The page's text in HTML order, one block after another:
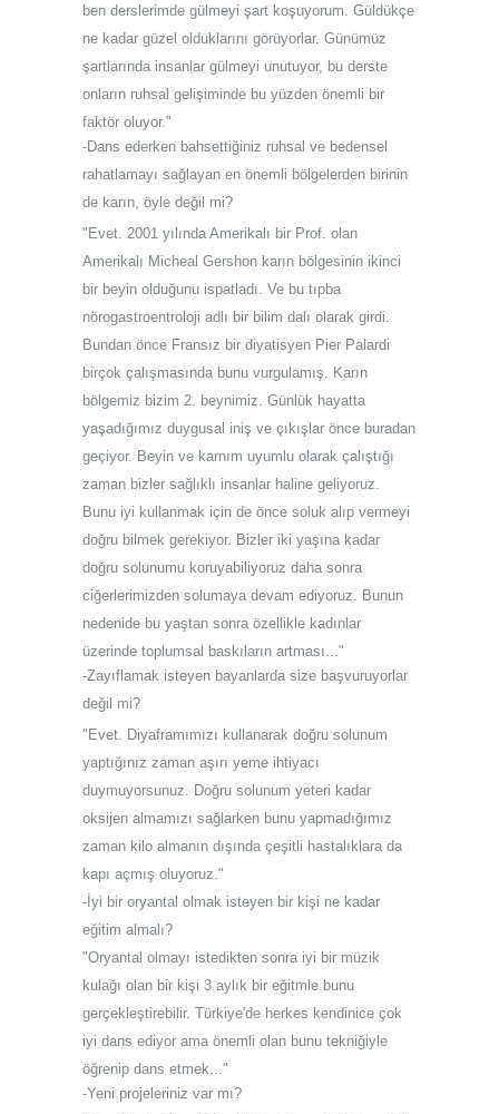
ben derslerimde gülmeyi şart koşuyorum. Güldükçe
ne kadar güzel olduklarını görüyorlar. Günümüz
şartlarında insanlar gülmeyi unutuyor, bu derste
onların ruhsal gelişiminde bu yüzden önemli bir
faktör oluyor."
-Dans ederken bahsettiğiniz ruhsal ve bedensel
rahatlamayı sağlayan en önemli bölgelerden birinin
de karın, öyle değil mi?
"Evet. 2001 yılında Amerikalı bir Prof. olan
Amerikalı Micheal Gershon karın bölgesinin ikinci
bir beyin olduğunu ispatladı. Ve bu tıpba
nörogastroentroloji adlı bir bilim dalı olarak girdi.
Bundan önce Fransız bir diyatisyen Pier Palardi
birçok çalışmasında bunu vurgulamış. Karın
bölgemiz bizim 2. beynimiz. Günlük hayatta
yaşadığımız duygusal iniş ve çıkışlar önce buradan
geçiyor. Beyin ve karnım uyumlu olarak çalıştığı
zaman bizler sağlıklı insanlar haline geliyoruz.
Bunu iyi kullanmak için de önce soluk alıp vermeyi
doğru bilmek gerekiyor. Bizler iki yaşına kadar
doğru solunumu koruyabiliyoruz daha sonra
ciğerlerimizden solumaya devam ediyoruz. Bunun
nedenide bu yaştan sonra özellikle kadınlar
üzerinde toplumsal baskıların artması..."
-Zayıflamak isteyen bayanlarda size başvuruyorlar
değil mi?
"Evet. Diyaframımızı kullanarak doğru solunum
yaptığınız zaman aşırı yeme ihtiyacı
duymuyorsunuz. Doğru solunum yeteri kadar
oksijen almamızı sağlarken bunu yapmadığımız
zaman kilo almanın dışında çeşitli hastalıklara da
kapı açmış oluyoruz."
-İyi bir oryantal olmak isteyen bir kişi ne kadar
eğitim almalı?
"Oryantal olmayı istedikten sonra iyi bir müzik
kulağı olan bir kişi 3 aylık bir eğitmle bunu
gerçekleştirebilir. Türkiye'de herkes kendinice çok
iyi dans ediyor ama önemli olan bunu tekniğiyle
öğrenip dans etmek..."
-Yeni projeleriniz var mı?